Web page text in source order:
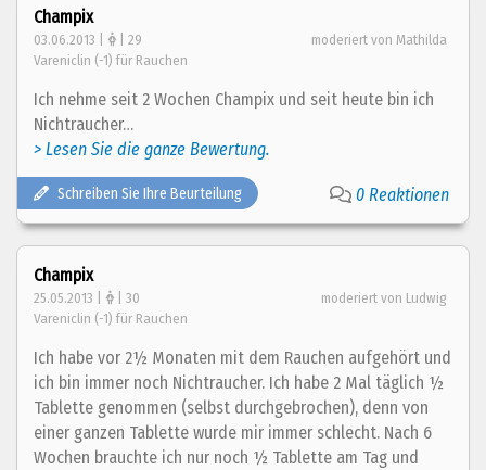
Champix
03.06.2013 | | 29
moderiert von Mathilda
Vareniclin (-1) für Rauchen
Ich nehme seit 2 Wochen Champix und seit heute bin ich
Nichtraucher…
> Lesen Sie die ganze Bewertung.
Schreiben Sie Ihre Beurteilung 0 Reaktionen
Champix
25.05.2013 | | 30
moderiert von Ludwig
Vareniclin (-1) für Rauchen
Ich habe vor 2½ Monaten mit dem Rauchen aufgehört und
ich bin immer noch Nichtraucher. Ich habe 2 Mal täglich ½
Tablette genommen (selbst durchgebrochen), denn von
einer ganzen Tablette wurde mir immer schlecht. Nach 6
Wochen brauchte ich nur noch ½ Tablette am Tag und